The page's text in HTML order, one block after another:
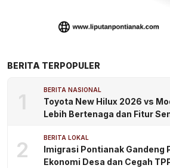
BERITA TERPOPULER
1 BERITA NASIONAL
Toyota New Hilux 2026 vs
Lebih Bertenaga dan Fitur
2 BERITA LOKAL
Imigrasi Pontianak Gandeng
Ekonomi Desa dan Cegah